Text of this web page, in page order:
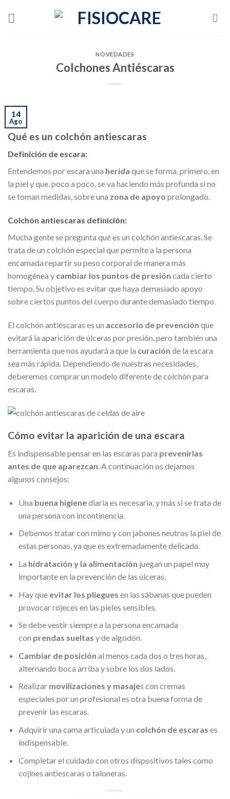
NOVEDADES
Colchones Antiéscaras
14
Ago
Qué es un colchón antiescaras
Definición de escara:
Entendemos por escara una herida que se forma, primero, en
la piel y que, poco a poco, se va haciendo más profunda si no
se toman medidas, sobre una zona de apoyo prolongado.
Colchón antiescaras definición:
Mucha gente se pregunta qué es un colchón antiescaras. Se
trata de un colchón especial que permite a la persona
encamada repartir su peso corporal de manera más
homogénea y cambiar los puntos de presión cada cierto
tiempo. Su objetivo es evitar que haya demasiado apoyo
sobre ciertos puntos del cuerpo durante demasiado tiempo.
El colchón antiéscaras es un accesorio de prevención que
evitará la aparición de úlceras por presión, pero también una
herramienta que nos ayudará a que la curación de la escara
sea más rápida. Dependiendo de nuestras necesidades,
deberemos comprar un modelo diferente de colchón para
escaras.
Cómo evitar la aparición de una escara
Es indispensable pensar en las escaras para prevenirlas
antes de que aparezcan. A continuación os dejamos
algunos consejos:
Una buena higienediaria es necesaria, y más si se trata de
una persona con incontinencia.
Debemos tratar con mimo y con jabones neutros la piel de
estas personas, ya que es extremadamente delicada.
La hidratación y la alimentación juegan un papel muy
importante en la prevención de las úlceras.
Hay que evitar los pliegues en las sábanas que pueden
provocar rojeces en las pieles sensibles.
Se debe vestir siempre a la persona encamada
con prendas sueltas y de algodón.
Cambiar de posición al menos cada dos o tres horas,
alternando boca arriba y sobre los dos lados.
Realizar movilizaciones y masajes con cremas
especiales por un profesional es otra buena forma de
prevenir las escaras.
Adquirir una cama articulada y un colchón de escaras es
indispensable.
Completar el cuidado con otros dispositivos tales como
cojines antiescaras o taloneras.